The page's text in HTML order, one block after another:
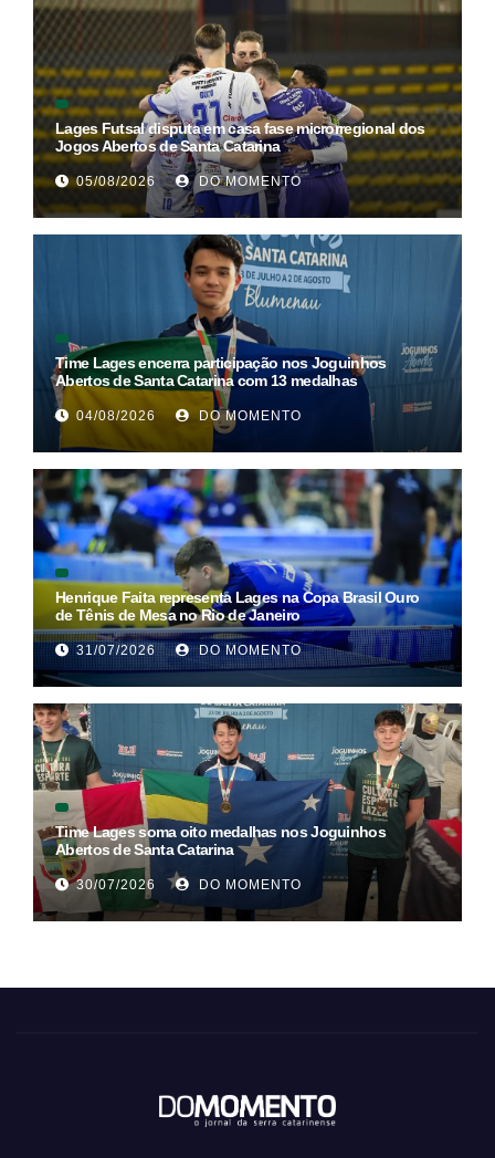
Lages Futsal disputa em casa fase microrregional dos
Jogos Abertos de Santa Catarina
05/08/2026 DO MOMENTO
Time Lages encerra participação nos Joguinhos
Abertos de Santa Catarina com 13 medalhas
04/08/2026 DO MOMENTO
Henrique Faita representa Lages na Copa Brasil Ouro
de Tênis de Mesa no Rio de Janeiro
31/07/2026 DO MOMENTO
Time Lages soma oito medalhas nos Joguinhos
Abertos de Santa Catarina
30/07/2026 DO MOMENTO